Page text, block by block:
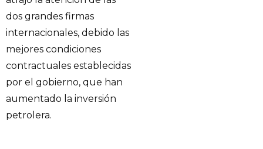
dos grandes firmas
internacionales, debido las
mejores condiciones
contractuales establecidas
por el gobierno, que han
aumentado la inversión
petrolera.